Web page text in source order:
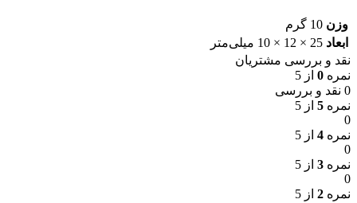
وزن 10 گرم
ابعاد 25 × 12 × 10 میلی‌متر
نقد و بررسی مشتریان
نمره 0 از 5
0 نقد و بررسی
نمره 5 از 5
0
نمره 4 از 5
0
نمره 3 از 5
0
نمره 2 از 5